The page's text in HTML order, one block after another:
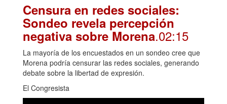
Censura en redes sociales:
Sondeo revela percepción
negativa sobre Morena.02:15
La mayoría de los encuestados en un sondeo cree que
Morena podría censurar las redes sociales, generando
debate sobre la libertad de expresión.
El Congresista